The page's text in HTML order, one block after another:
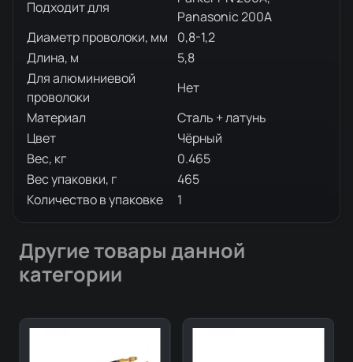
Подходит для
Panasonic 200A
Диаметр проволоки, мм
0,8-1,2
Длина, м
5,8
Для алюминиевой
проволоки
Нет
Материал
Сталь + латунь
Цвет
Чёрный
Вес, кг
0.465
Вес упаковки, г
465
Количество в упаковке
1
Другие товары данной
категории